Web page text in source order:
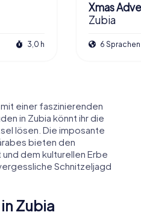
3,0 h
Xmas
Zubia
6 Sprachen
einer faszinierenden
in Zubia könnt ihr die
lösen. Die imposante
bieten den
dem kulturellen Erbe
Schnitzeljagd
Zubia